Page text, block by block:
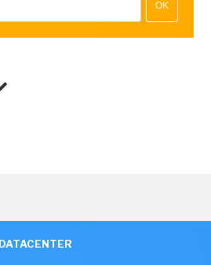
OK
DATACENTER